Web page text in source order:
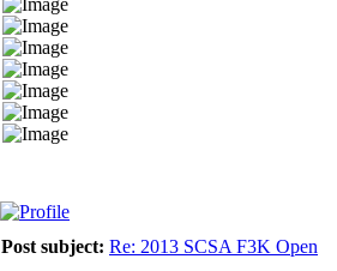
Post subject: Re: 2013 SCSA F3K Open